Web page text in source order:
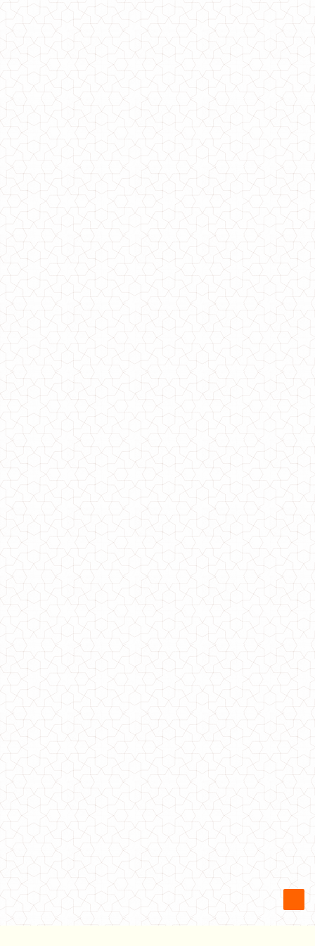
Тепла сукня в рубчик з довгим рукавом
500.00грн.
Стильна довга сукня жіноча з капюшоном
840.00грн.620.00грн.
Тепла сукня з ангори для повних жінок
770.00грн.
Стильна велюрова сукня з відкритими плечима
540.00грн.
670.00грн.